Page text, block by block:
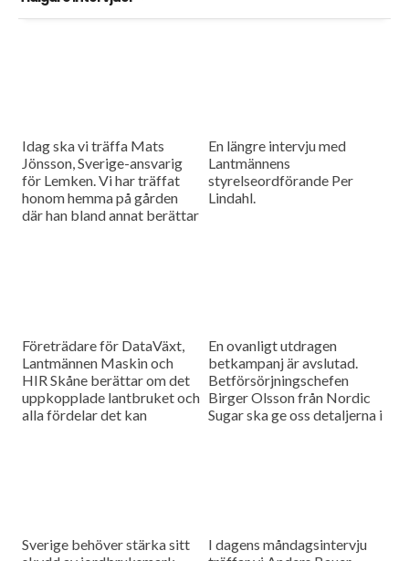
Idag ska vi träffa Mats
Jönsson, Sverige-ansvarig
för Lemken. Vi har träffat
honom hemma på gården
där han bland annat berättar
En längre intervju med
Lantmännens
styrelseordförande Per
Lindahl.
Företrädare för DataVäxt,
Lantmännen Maskin och
HIR Skåne berättar om det
uppkopplade lantbruket och
alla fördelar det kan
En ovanligt utdragen
betkampanj är avslutad.
Betförsörjningschefen
Birger Olsson från Nordic
Sugar ska ge oss detaljerna i
Sverige behöver stärka sitt
I dagens måndagsintervju